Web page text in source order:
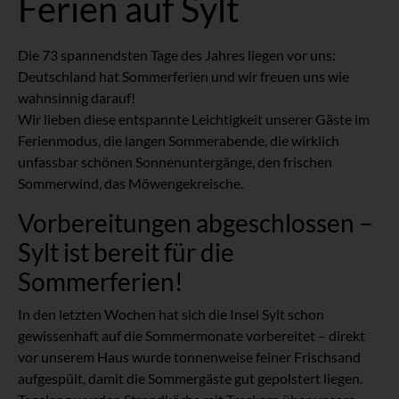
Ferien auf Sylt
Die 73 spannendsten Tage des Jahres liegen vor uns:
Deutschland hat Sommerferien und wir freuen uns wie
wahnsinnig darauf!
Wir lieben diese entspannte Leichtigkeit unserer Gäste im
Ferienmodus, die langen Sommerabende, die wirklich
unfassbar schönen Sonnenuntergänge, den frischen
Sommerwind, das Möwengekreische.
Vorbereitungen abgeschlossen –
Sylt ist bereit für die
Sommerferien!
In den letzten Wochen hat sich die Insel Sylt schon
gewissenhaft auf die Sommermonate vorbereitet – direkt
vor unserem Haus wurde tonnenweise feiner Frischsand
aufgespült, damit die Sommergäste gut gepolstert liegen.